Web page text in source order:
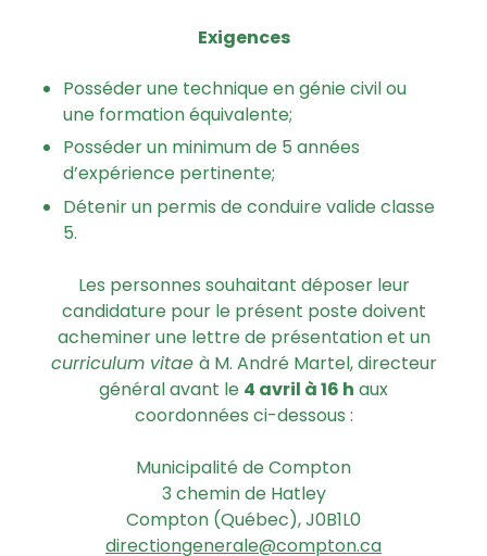
Exigences
Posséder une technique en génie civil ou
une formation équivalente;
Posséder un minimum de 5 années
d’expérience pertinente;
Détenir un permis de conduire valide classe
5.
Les personnes souhaitant déposer leur
candidature pour le présent poste doivent
acheminer une lettre de présentation et un
curriculum vitae à M. André Martel, directeur
général avant le 4 avril à 16 h aux
coordonnées ci-dessous :
Municipalité de Compton
3 chemin de Hatley
Compton (Québec), J0B1L0
directiongenerale@compton.ca